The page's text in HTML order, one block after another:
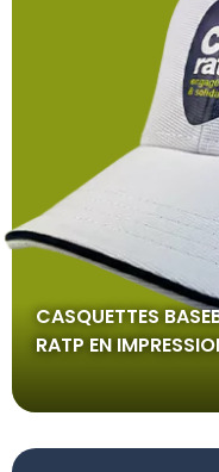
CASQUETTES
RATP EN